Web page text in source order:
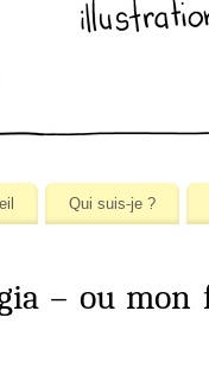
Qui suis-je ?
– ou mon